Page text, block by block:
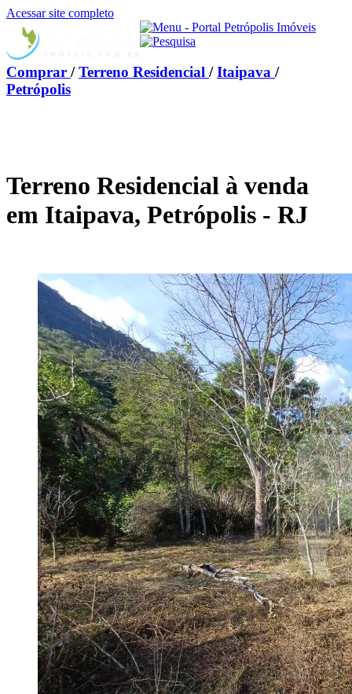
Acessar site completo
Comprar /Terreno Residencial /Itaipava /
Petrópolis
Terreno Residencial à venda
em Itaipava, Petrópolis - RJ